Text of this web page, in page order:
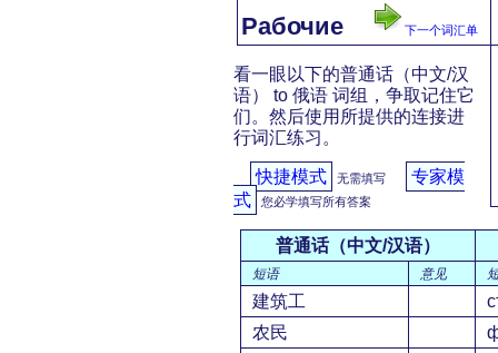
Рабочие
下一个词汇单
看一眼以下的普通话（中文/汉
语） to 俄语 词组，争取记住它
们。然后使用所提供的连接进
行词汇练习。
快捷模式 无需填写
专家模
式
您必学填写所有答案
普通话（中文/汉语）
短语 意见
建筑工
农民